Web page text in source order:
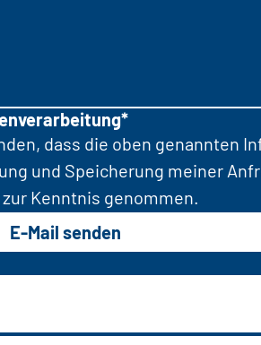
dass die oben genannten
und Speicherung meiner
zur Kenntnis genommen.
E-Mail senden